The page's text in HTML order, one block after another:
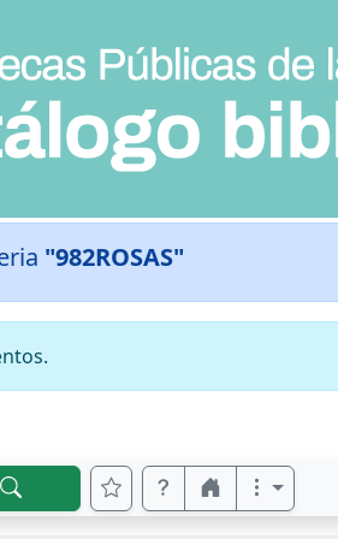
"982ROSAS"